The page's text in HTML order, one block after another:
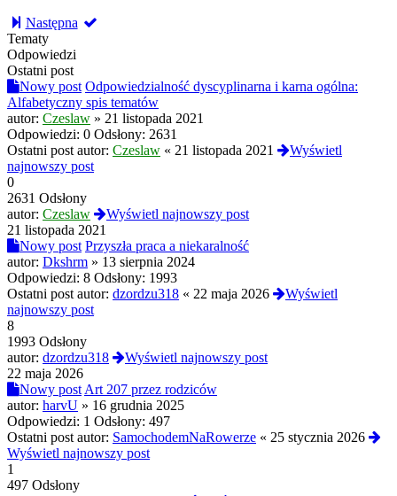
Następna
Tematy
Odpowiedzi
Ostatni post
Nowy post Odpowiedzialność dyscyplinarna i karna ogólna:
Alfabetyczny spis tematów
autor: Czeslaw » 21 listopada 2021
Odpowiedzi: 0 Odsłony: 2631
Ostatni post autor: Czeslaw « 21 listopada 2021
Wyświetl
najnowszy post
0
2631 Odsłony
autor: Czeslaw
Wyświetl najnowszy post
21 listopada 2021
Nowy post Przyszła praca a niekaralność
autor: Dkshrm » 13 sierpnia 2024
Odpowiedzi: 8 Odsłony: 1993
Ostatni post autor: dzordzu318 « 22 maja 2026
Wyświetl
najnowszy post
8
1993 Odsłony
autor: dzordzu318
Wyświetl najnowszy post
22 maja 2026
Nowy post Art 207 przez rodziców
autor: harvU » 16 grudnia 2025
Odpowiedzi: 1 Odsłony: 497
Ostatni post autor: SamochodemNaRowerze « 25 stycznia 2026
Wyświetl najnowszy post
1
497 Odsłony